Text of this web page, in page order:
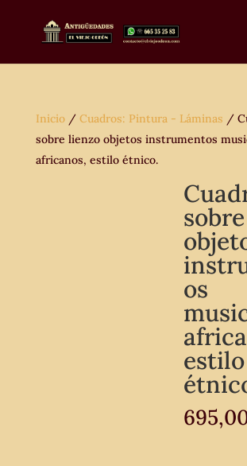
Inicio/ Cuadros: Pintura - Láminas /
sobre lienzo objetos instrumentos
africanos, estilo étnico.
os
estilo